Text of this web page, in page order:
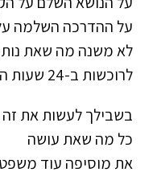
על ההדרכה השלמה
לא משנה מה שאת
לרוכשות ב-24 שעות הקרובות אוקיי?
בשבילך לעשות את זה
כל מה שאת עושה
את מוסיפה עוד